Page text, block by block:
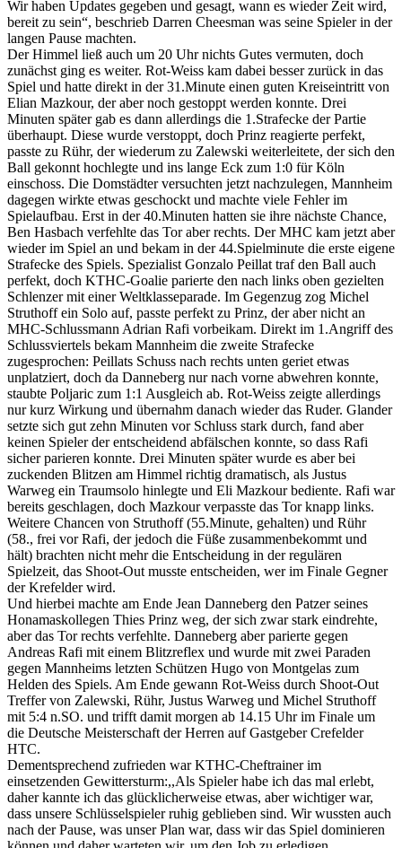
Wir haben Updates gegeben und gesagt, wann es wieder Zeit wird,
bereit zu sein“, beschrieb Darren Cheesman was seine Spieler in der
langen Pause machten.
Der Himmel ließ auch um 20 Uhr nichts Gutes vermuten, doch
zunächst ging es weiter. Rot-Weiss kam dabei besser zurück in das
Spiel und hatte direkt in der 31.Minute einen guten Kreiseintritt von
Elian Mazkour, der aber noch gestoppt werden konnte. Drei
Minuten später gab es dann allerdings die 1.Strafecke der Partie
überhaupt. Diese wurde verstoppt, doch Prinz reagierte perfekt,
passte zu Rühr, der wiederum zu Zalewski weiterleitete, der sich den
Ball gekonnt hochlegte und ins lange Eck zum 1:0 für Köln
einschoss. Die Domstädter versuchten jetzt nachzulegen, Mannheim
dagegen wirkte etwas geschockt und machte viele Fehler im
Spielaufbau. Erst in der 40.Minuten hatten sie ihre nächste Chance,
Ben Hasbach verfehlte das Tor aber rechts. Der MHC kam jetzt aber
wieder im Spiel an und bekam in der 44.Spielminute die erste eigene
Strafecke des Spiels. Spezialist Gonzalo Peillat traf den Ball auch
perfekt, doch KTHC-Goalie parierte den nach links oben gezielten
Schlenzer mit einer Weltklasseparade. Im Gegenzug zog Michel
Struthoff ein Solo auf, passte perfekt zu Prinz, der aber nicht an
MHC-Schlussmann Adrian Rafi vorbeikam. Direkt im 1.Angriff des
Schlussviertels bekam Mannheim die zweite Strafecke
zugesprochen: Peillats Schuss nach rechts unten geriet etwas
unplatziert, doch da Danneberg nur nach vorne abwehren konnte,
staubte Poljaric zum 1:1 Ausgleich ab. Rot-Weiss zeigte allerdings
nur kurz Wirkung und übernahm danach wieder das Ruder. Glander
setzte sich gut zehn Minuten vor Schluss stark durch, fand aber
keinen Spieler der entscheidend abfälschen konnte, so dass Rafi
sicher parieren konnte. Drei Minuten später wurde es aber bei
zuckenden Blitzen am Himmel richtig dramatisch, als Justus
Warweg ein Traumsolo hinlegte und Eli Mazkour bediente. Rafi war
bereits geschlagen, doch Mazkour verpasste das Tor knapp links.
Weitere Chancen von Struthoff (55.Minute, gehalten) und Rühr
(58., frei vor Rafi, der jedoch die Füße zusammenbekommt und
hält) brachten nicht mehr die Entscheidung in der regulären
Spielzeit, das Shoot-Out musste entscheiden, wer im Finale Gegner
der Krefelder wird.
Und hierbei machte am Ende Jean Danneberg den Patzer seines
Honamaskollegen Thies Prinz weg, der sich zwar stark eindrehte,
aber das Tor rechts verfehlte. Danneberg aber parierte gegen
Andreas Rafi mit einem Blitzreflex und wurde mit zwei Paraden
gegen Mannheims letzten Schützen Hugo von Montgelas zum
Helden des Spiels. Am Ende gewann Rot-Weiss durch Shoot-Out
Treffer von Zalewski, Rühr, Justus Warweg und Michel Struthoff
mit 5:4 n.SO. und trifft damit morgen ab 14.15 Uhr im Finale um
die Deutsche Meisterschaft der Herren auf Gastgeber Crefelder
HTC.
Dementsprechend zufrieden war KTHC-Cheftrainer im
einsetzenden Gewittersturm:,,Als Spieler habe ich das mal erlebt,
daher kannte ich das glücklicherweise etwas, aber wichtiger war,
dass unsere Schlüsselspieler ruhig geblieben sind. Wir wussten auch
nach der Pause, was unser Plan war, dass wir das Spiel dominieren